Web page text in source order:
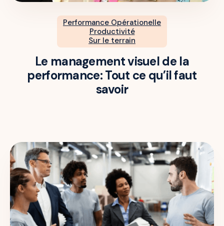
Performance Opérationelle
Productivité
Sur le terrain
Le management visuel de la
performance: Tout ce qu’il faut
savoir